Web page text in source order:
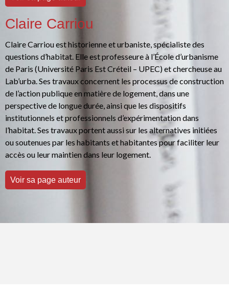
Claire Carriou
Claire Carriou est historienne et urbaniste, spécialiste des
questions d’habitat. Elle est professeure à l’École d’urbanisme
de Paris (Université Paris Est Créteil – UPEC) et chercheuse au
Lab’urba. Ses travaux concernent les processus de construction
de l’action publique en matière de logement, dans une
perspective de longue durée, ainsi que les dispositifs
institutionnels et professionnels d’expérimentation dans
l’habitat. Ses travaux portent aussi sur les alternatives initiées
ou soutenues par les habitants et habitantes pour faciliter leur
accès ou leur maintien dans leur logement.
Voir sa page auteur